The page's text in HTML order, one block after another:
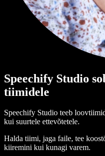
Speechify Studio
tiimidele
Speechify Studio teeb
kui suurtele ettevõtetele.
Halda tiimi, jaga faile, tee
kiiremini kui kunagi varem.